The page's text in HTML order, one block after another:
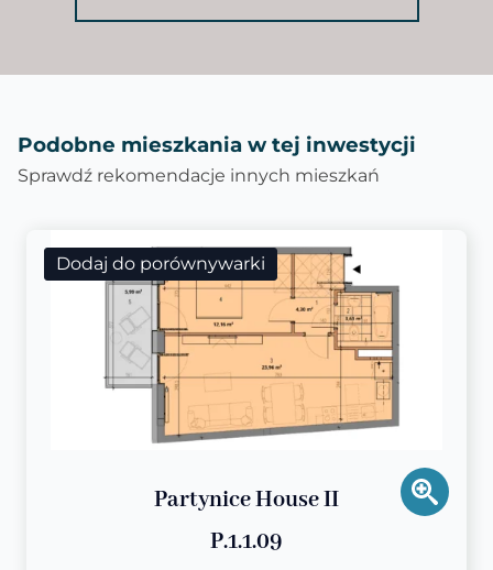
Podobne mieszkania w tej inwestycji
Sprawdź rekomendacje innych mieszkań
Dodaj do porównywarki
Partynice House II
P.1.1.09